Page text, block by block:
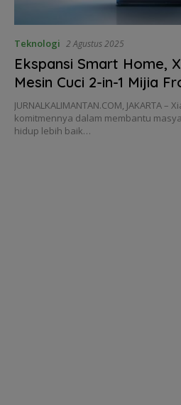
Teknologi 2 Agustus 2025
Ekspansi Smart Home,
Mesin Cuci 2-in-1 Mijia
Dryer 10,5kg
JURNALKALIMANTAN.COM, JAKARTA
komitmennya dalam membantu
hidup lebih baik…